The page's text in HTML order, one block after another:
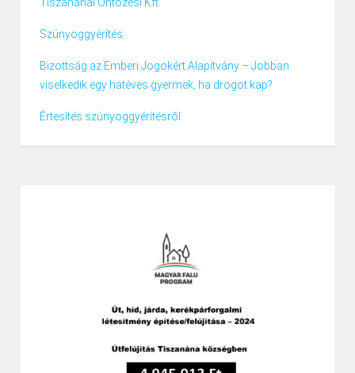
Tiszanánai Öntözési Kft.
Szúnyoggyérítés
Bizottság az Emberi Jogokért Alapítvány – Jobban
viselkedik egy hatéves gyermek, ha drogot kap?
Értesítés szúnyoggyérítésről